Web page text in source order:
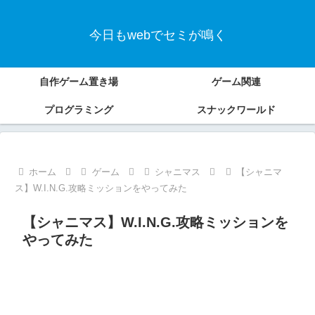
今日もwebでセミが鳴く
自作ゲーム置き場 ゲーム関連
プログラミング スナックワールド
ホーム ゲーム シャニマス
【シャニマ
ス】W.I.N.G.攻略ミッションをやってみた
【シャニマス】W.I.N.G.攻略ミッションを
やってみた